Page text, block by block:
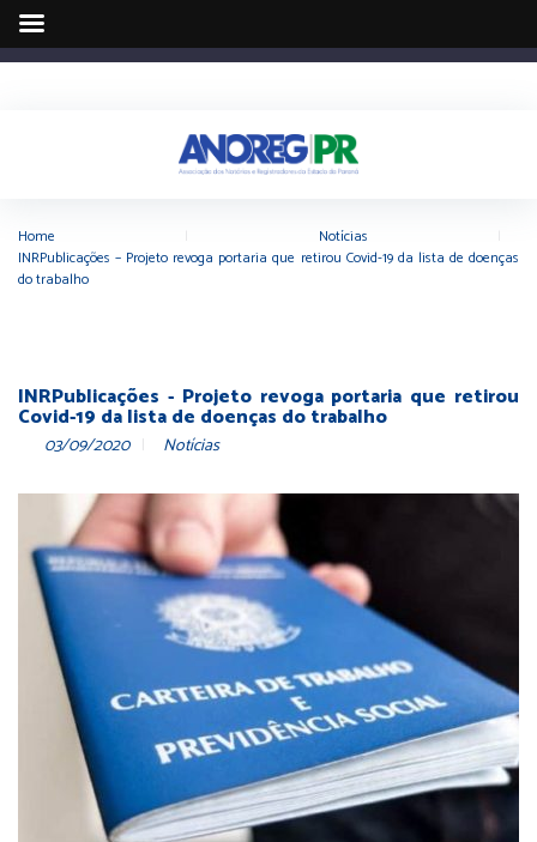
Home Notícias
INRPublicações – Projeto revoga portaria que retirou Covid-19 da lista de doenças
do trabalho
INRPublicações - Projeto revoga portaria que retirou
Covid-19 da lista de doenças do trabalho
03/09/2020 Notícias